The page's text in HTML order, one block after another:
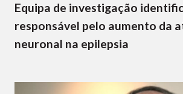
Equipa de investigação
responsável pelo aumento da
neuronal na epilepsia